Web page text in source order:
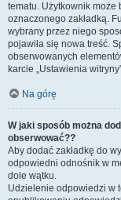
tematu. Użytkownik może
oznaczonego zakładką.
wybrany przez niego
pojawiła się nowa treść.
obserwowanych
karcie „Ustawienia
Na górę
W jaki sposób można
obserwować??
Aby dodać zakładkę do
odpowiedni odnośnik w
dole wątku.
Udzielenie odpowiedzi w